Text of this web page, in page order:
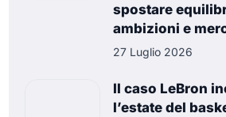
spostare
ambizioni e
27 Luglio 2026
Il caso LeBron
l’estate del